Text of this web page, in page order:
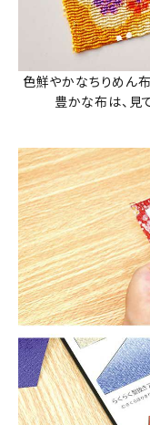
色鮮やかなちりめん
豊かな布は、見